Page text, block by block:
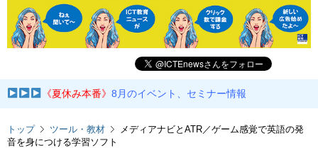
《夏休み本番》8月のイベント、セミナー情報
トップ ツール・教材
メディアナビとATR／ゲーム感覚で英語の発
音を身につける学習ソフト